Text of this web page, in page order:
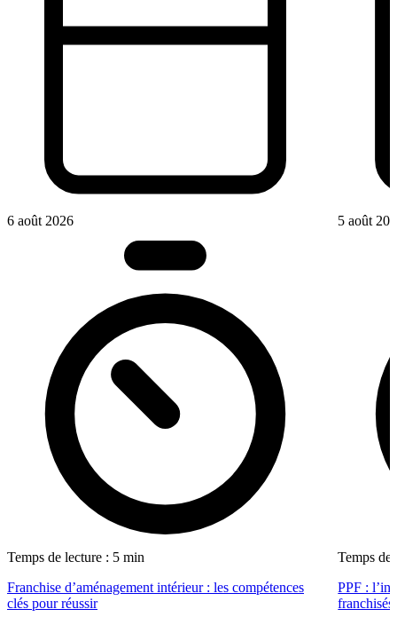
6 août 2026
Temps de lecture : 5 min
Franchise d’aménagement intérieur : les compétences
clés pour réussir
5 août
Temps de
PPF :
franchisés